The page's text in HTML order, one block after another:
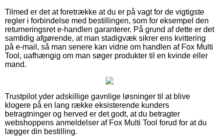
Tilmed er det at foretrække at du er på vagt for de vigtigste
regler i forbindelse med bestillingen, som for eksempel den
returneringsret e-handlen garanterer. På grund af dette er det
samtidig afgørende, at man stadigvæk sikrer ens kvittering
på e-mail, så man senere kan vidne om handlen af Fox Multi
Tool, uafhængig om man søger produkter til en kvinde eller
mand.
Trustpilot yder adskillige gavnlige løsninger til at blive
klogere på en lang række eksisterende kunders
betragtninger og herved er det godt, at du betragter
webshoppens anmeldelser af Fox Multi Tool forud for at du
lægger din bestilling.